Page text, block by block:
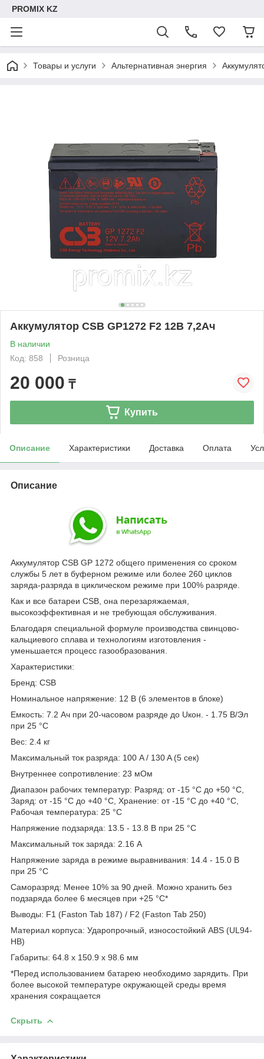
PROMIX KZ
Товары и услуги Альтернативная энергия
Аккумулятор CSB GP1272 F2 12В 7,2Ач
В наличии
Код: 858
Розница
20 000 ₸
Купить
Описание Характеристики Доставка Оплата
Описание
Аккумулятор CSB GP 1272 общего применения со сроком
службы 5 лет в буферном режиме или более 260 циклов
заряда-разряда в циклическом режиме при 100% разряде.
Как и все батареи CSB, она перезаряжаемая,
высокоэффективная и не требующая обслуживания.
Благодаря специальной формуле производства свинцово-
кальциевого сплава и технологиям изготовления -
уменьшается процесс газообразования.
Характеристики:
Бренд: CSB
Номинальное напряжение: 12 В (6 элементов в блоке)
Емкость: 7.2 Aч при 20-часовом разряде до Uкон. - 1.75 В/Эл
при 25 °С
Вес: 2.4 кг
Максимальный ток разряда: 100 A / 130 A (5 сек)
Внутреннее сопротивление: 23 мОм
Диапазон рабочих температур: Разряд: от -15 °С до +50 °С,
Заряд: от -15 °С до +40 °С, Хранение: от -15 °С до +40 °С,
Рабочая температура: 25 °С
Напряжение подзаряда: 13.5 - 13.8 В при 25 °С
Максимальный ток заряда: 2.16 A
Напряжение заряда в режиме выравнивания: 14.4 - 15.0 В
при 25 °С
Саморазряд: Менее 10% за 90 дней. Можно хранить без
подзаряда более 6 месяцев при +25 °C*
Выводы: F1 (Faston Tab 187) / F2 (Faston Tab 250)
Материал корпуса: Ударопрочный, износостойкий ABS (UL94-
HB)
Габариты: 64.8 х 150.9 х 98.6 мм
*Перед использованием батарею необходимо зарядить. При
более высокой температуре окружающей среды время
хранения сокращается
Скрыть